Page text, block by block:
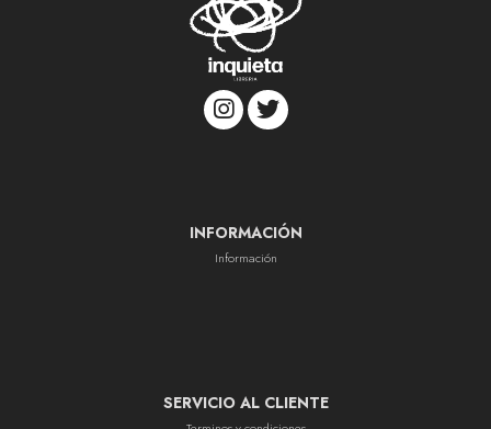
INFORMACIÓN
Información
SERVICIO AL CLIENTE